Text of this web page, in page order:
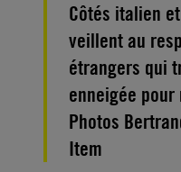
Côtés italien
veillent au
étrangers qui
enneigée
Photos
Item